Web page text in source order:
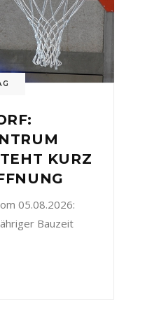
KURZ
05.08.2026:
Bauzeit